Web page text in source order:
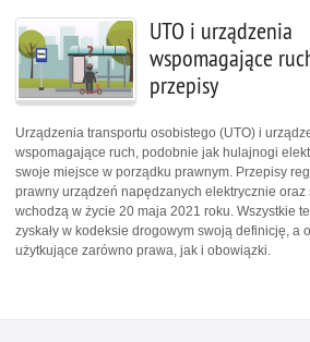
UTO i urządzenia
wspomagające
przepisy
Urządzenia transportu osobistego (UTO) i
wspomagające ruch, podobnie jak hulajnogi
swoje miejsce w porządku prawnym. Przepisy
prawny urządzeń napędzanych elektrycznie oraz
wchodzą w życie 20 maja 2021 roku. Wszystkie
zyskały w kodeksie drogowym swoją definicję, a
użytkujące zarówno prawa, jak i obowiązki.